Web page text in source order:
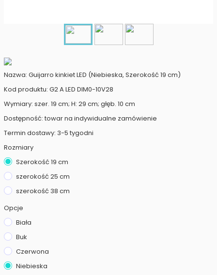
Nazwa: Guijarro kinkiet LED (Niebieska, Szerokość 19 cm)
Kod produktu: G2 A LED DIM0-10V28
Wymiary: szer. 19 cm; H: 29 cm; głęb. 10 cm
Dostępność: towar na indywidualne zamówienie
Termin dostawy: 3-5 tygodni
Rozmiary
Szerokość 19 cm
szerokość 25 cm
szerokość 38 cm
Opcje
Biała
Buk
Czerwona
Niebieska